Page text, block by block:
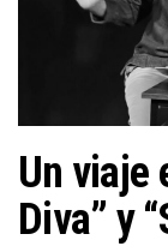
Un viaje
Diva” y